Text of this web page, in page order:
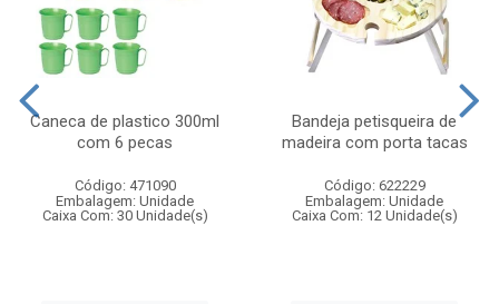
Caneca de plastico 300ml
com 6 pecas
Código: 471090
Embalagem: Unidade
Caixa Com: 30 Unidade(s)
Bandeja petisqueira de
madeira com porta tacas
Código: 622229
Embalagem: Unidade
Caixa Com: 12 Unidade(s)